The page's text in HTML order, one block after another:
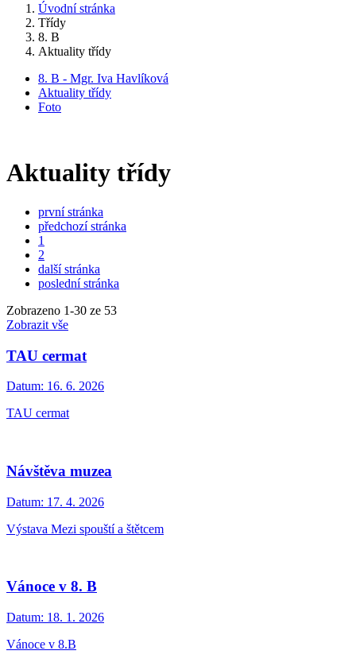
Úvodní stránka
Třídy
8. B
Aktuality třídy
8. B - Mgr. Iva Havlíková
Aktuality třídy
Foto
Aktuality třídy
první stránka
předchozí stránka
1
2
další stránka
poslední stránka
Zobrazeno 1-30 ze 53
Zobrazit vše
TAU cermat
Datum: 16. 6. 2026
TAU cermat
Návštěva muzea
Datum: 17. 4. 2026
Výstava Mezi spouští a štětcem
Vánoce v 8. B
Datum: 18. 1. 2026
Vánoce v 8.B